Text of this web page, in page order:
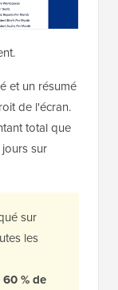
et un résumé
de l'écran.
total que
sur
sur
les
60 % de